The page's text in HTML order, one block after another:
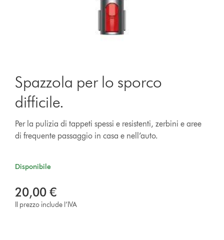
Spazzola per lo sporco
difficile.
Per la pulizia di tappeti spessi e resistenti, zerbini e aree
di frequente passaggio in casa e nell’auto.
Disponibile
20,00 €
Il prezzo include l’IVA